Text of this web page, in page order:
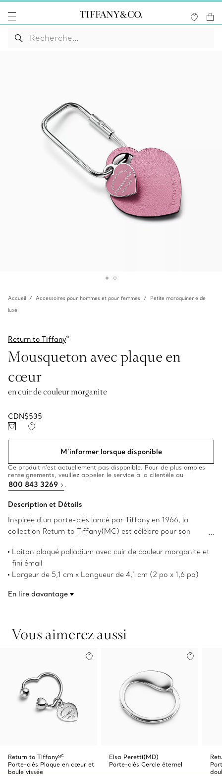
Accueil Accessoires pour hommes et pour femmes
Petite maroquinerie de
luxe
Return to TiffanyMC
Mousqueton avec plaque en
cœur
en cuir de couleur morganite
CDN$535
M’informer lorsque disponible
Ce produit n’est actuellement pas disponible. Pour de plus amples
renseignements, veuillez appeler le service à la clientèle au
800 843 3269 .
Description et Détails
Inspirée d’un porte-clés lancé par Tiffany en 1966, la
collection Return to Tiffany(MC) est célèbre pour son
comprend une plaque en cœur de couleur morganite au
fini émail permet la gravure et une étiquette en cuir qui
permet l’impression en relief. Ajoutez le mousqueton à vos
Laiton plaqué palladium avec cuir de couleur morganite et
fini émail
Largeur de 5,1 cm x Longueur de 4,1 cm (2 po x 1,6 po)
En lire davantage
Vous aimerez aussi
Return to Tiffanyᴹꟲ
Porte-clés Plaque en cœur et
boule vissée
Elsa Peretti(MD)
Porte-clés Cercle éternel